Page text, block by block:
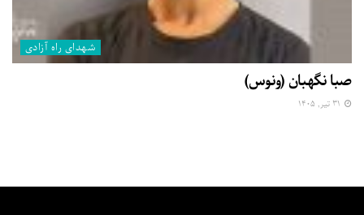
شهدای راه آزادی
صبا نگهبان (ونوس)